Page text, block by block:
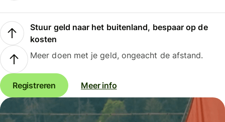
Stuur geld naar het buitenland, bespaar op de
kosten
Meer doen met je geld, ongeacht de afstand.
Registreren Meer info